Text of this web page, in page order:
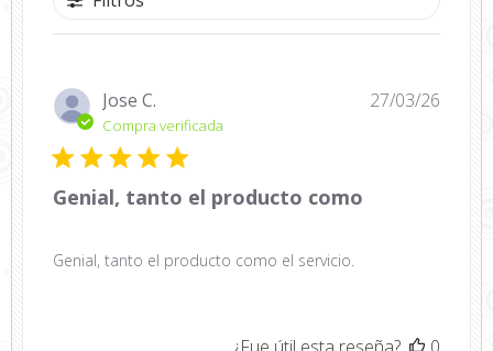
Jose C.
Compra verificada
Genial, tanto el producto como
Genial, tanto el producto como el servicio.
27/03/26
¿Fue útil esta reseña?
0